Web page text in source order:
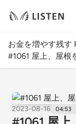
お金を増やす残す
#1061 屋上、屋根
2023-08-16 04:53